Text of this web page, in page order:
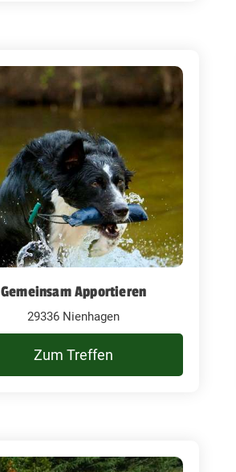
Gemeinsam Apportieren
29336 Nienhagen
Zum Treffen